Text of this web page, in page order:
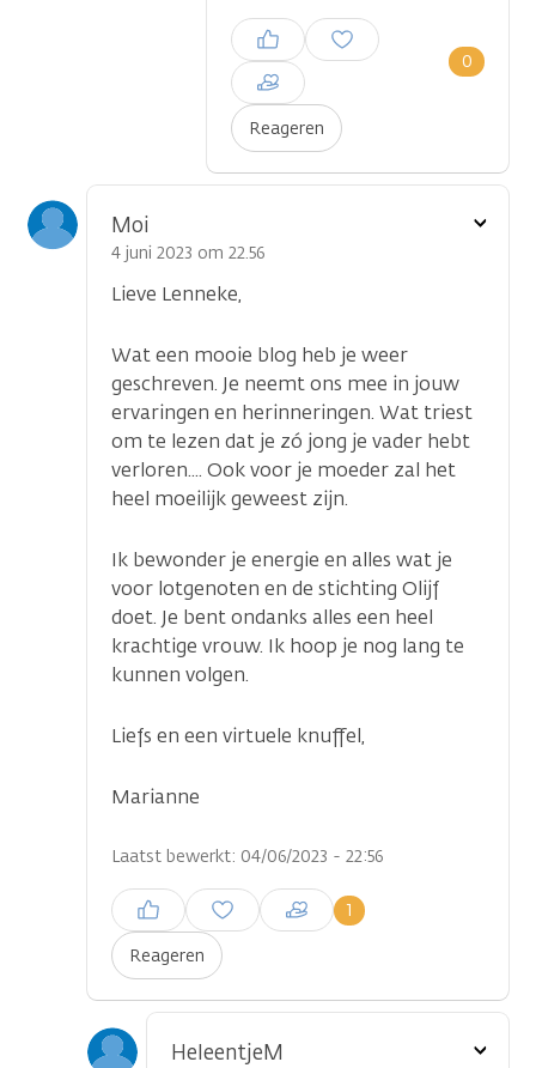
Reageren
0
Inloggen om een reactie te
plaatsen
Moi
4 juni 2023 om 22.56
Lieve Lenneke,
Wat een mooie blog heb je weer
geschreven. Je neemt ons mee in jouw
ervaringen en herinneringen. Wat triest
om te lezen dat je zó jong je vader hebt
verloren.... Ook voor je moeder zal het
heel moeilijk geweest zijn.
Ik bewonder je energie en alles wat je
voor lotgenoten en de stichting Olijf
doet. Je bent ondanks alles een heel
krachtige vrouw. Ik hoop je nog lang te
kunnen volgen.
Liefs en een virtuele knuffel,
Marianne
Laatst bewerkt: 04/06/2023 - 22:56
Reageren
1
Inloggen om een reactie te
plaatsen
Toon
HeleentjeM
Toon